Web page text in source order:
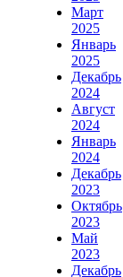
Март
2025
Январь
2025
Декабрь
2024
Август
2024
Январь
2024
Декабрь
2023
Октябрь
2023
Май
2023
Декабрь